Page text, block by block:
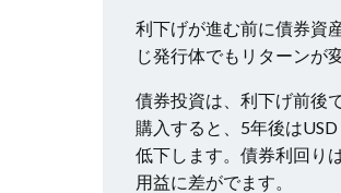
利下げが進む前に債券資
じ発行体でもリターンが
債券投資は、利下げ前後
購入すると、5年後は
低下します。債券利回り
用益に差がでます。